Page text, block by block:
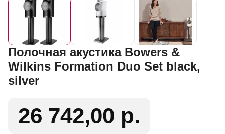
Полочная акустика Bowers &
Wilkins Formation Duo Set black,
silver
26 742,00 р.